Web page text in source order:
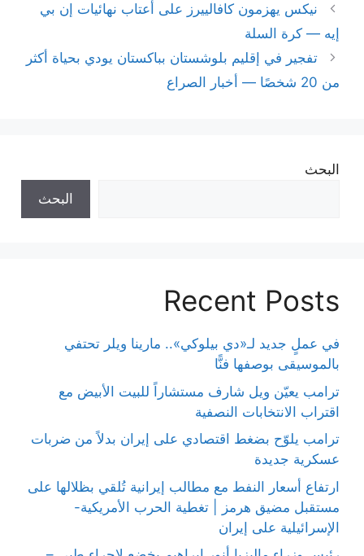
نيكس يهزمون كافالييرز على أعتاب نهائيات إن بي
إيه — كرة السلة
تفجير في إقليم بلوشستان بباكستان يودي بحياة أكثر
من 20 شخصًا — أخبار الصراع
البحث
البحث
Recent Posts
في عملٍ جديد لـ«دي بيلوكي».. مارينا ويلر تحتفي
بالموسيقى بوصفها فنًّا
ترامب يعيّن ويل شارف مستشاراً للبيت الأبيض مع
اقتراب الانتخابات النصفية
ترامب يلوّح بضغط اقتصادي على إيران بدلاً من ضربات
عسكرية جديدة
ارتفاع أسعار النفط مع مطالب إيرانية تُلقي بظلالها على
مستقبل مضيق هرمز | تغطية الحرب الأمريكية-
الإسرائيلية على إيران